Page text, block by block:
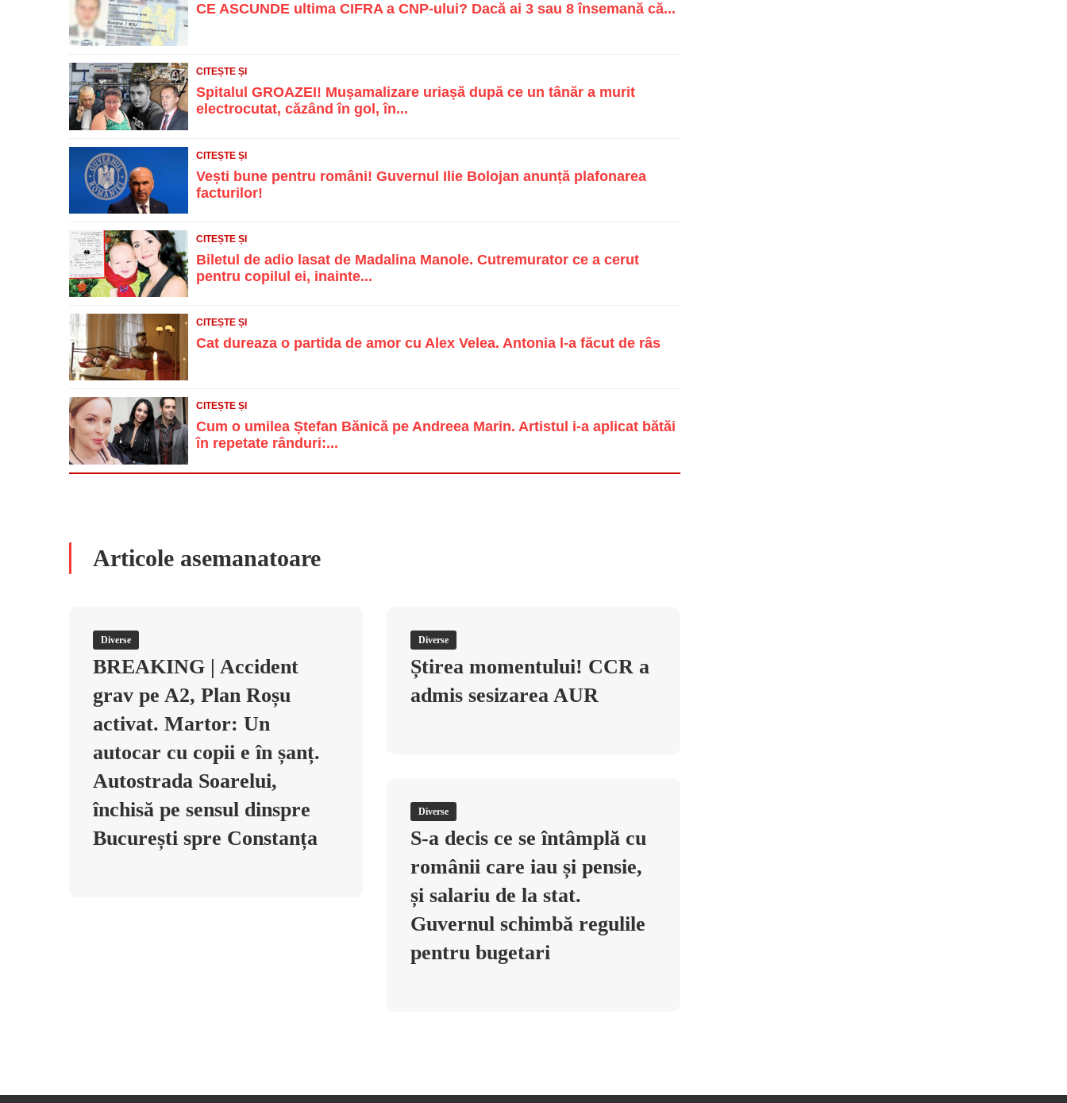
CE ASCUNDE ultima CIFRA a CNP-ului? Dacă ai 3 sau 8 însemană că...
CITEȘTE ȘI
Spitalul GROAZEI! Mușamalizare uriașă după ce un tânăr a murit
electrocutat, căzând în gol, în...
CITEȘTE ȘI
Vești bune pentru români! Guvernul Ilie Bolojan anunță plafonarea
facturilor!
CITEȘTE ȘI
Biletul de adio lasat de Madalina Manole. Cutremurator ce a cerut
pentru copilul ei, inainte...
CITEȘTE ȘI
Cat dureaza o partida de amor cu Alex Velea. Antonia l-a făcut de râs
CITEȘTE ȘI
Cum o umilea Ștefan Bănică pe Andreea Marin. Artistul i-a aplicat bătăi
în repetate rânduri:...
Articole asemanatoare
Diverse
BREAKING | Accident
grav pe A2, Plan Roșu
activat. Martor: Un
autocar cu copii e în șanț.
Autostrada Soarelui,
închisă pe sensul dinspre
București spre Constanța
Diverse
Știrea momentului! CCR a
admis sesizarea AUR
Diverse
S-a decis ce se întâmplă cu
românii care iau și pensie,
și salariu de la stat.
Guvernul schimbă regulile
pentru bugetari